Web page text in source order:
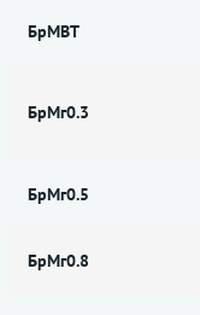
БрМВТ
БрМг0.3
БрМг0.5
БрМг0.8